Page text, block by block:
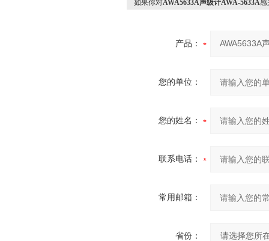
如果你对AWA5633A声级计AWA-5633A感
产品：
您的单位：
您的姓名：
联系电话：
常用邮箱：
省份：